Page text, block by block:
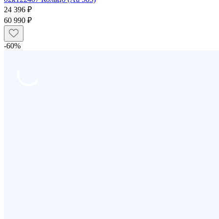
24 396 ₽
60 990 ₽
-60%